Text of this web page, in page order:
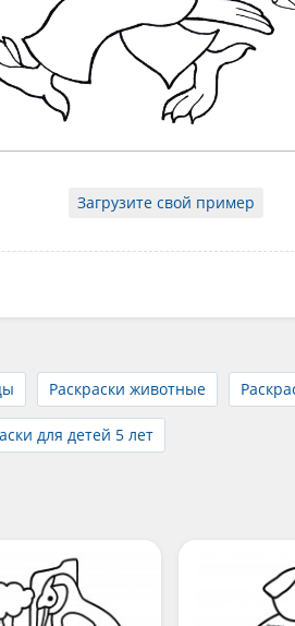
Загрузите свой пример
Раскраски животные
для детей 5 лет